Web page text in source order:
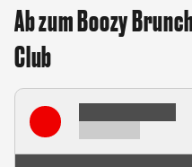
Ab zum Boozy
Club